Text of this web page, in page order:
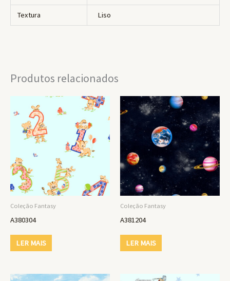
Textura Liso
Produtos relacionados
Coleção Fantasy
A380304
LER MAIS
Coleção Fantasy
A381204
LER MAIS